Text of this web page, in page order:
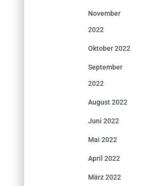
November
2022
Oktober 2022
September
2022
August 2022
Juni 2022
Mai 2022
April 2022
März 2022